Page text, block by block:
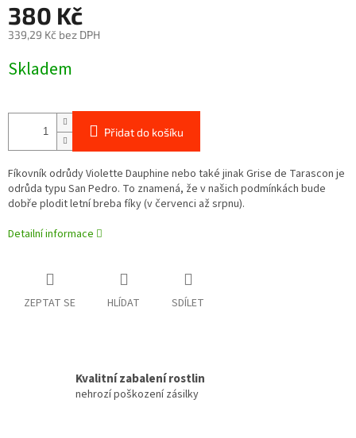
380 Kč
339,29 Kč bez DPH
cena:
Skladem
Přidat do košíku
Fíkovník odrůdy Violette Dauphine nebo také jinak Grise de Tarascon je
odrůda typu San Pedro. To znamená, že v našich podmínkách bude
dobře plodit letní breba fíky (v červenci až srpnu).
Detailní informace
ZEPTAT SE HLÍDAT SDÍLET
Kvalitní zabalení rostlin
nehrozí poškození zásilky